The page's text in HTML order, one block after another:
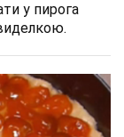
у пирога